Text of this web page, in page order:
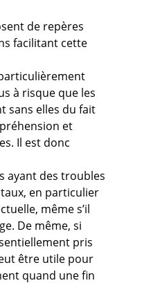
de repères
facilitant cette
à risque que les
sans elles du fait
et
Il est donc
ayant des troubles
en particulier
même s’il
De même, si
pris
être utile pour
quand une fin